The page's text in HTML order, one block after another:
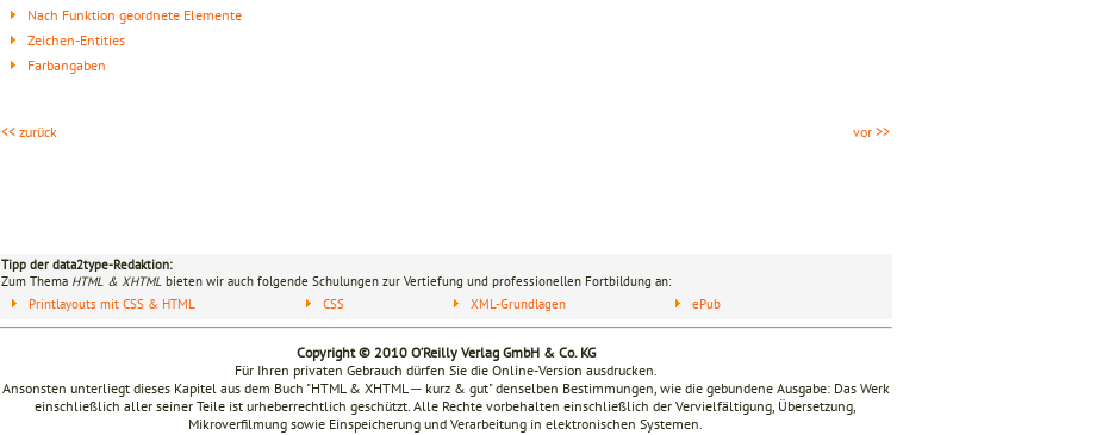
Nach Funktion geordnete Elemente
Zeichen-Entities
Farbangaben
<< zurück vor >>
Tipp der data2type-Redaktion:
Zum Thema HTML & XHTML bieten wir auch folgende Schulungen zur Vertiefung und professionellen Fortbildung an:
Printlayouts mit CSS & HTML
CSS XML-Grundlagen ePub
Copyright © 2010 O’Reilly Verlag GmbH & Co. KG
Für Ihren privaten Gebrauch dürfen Sie die Online-Version ausdrucken.
Ansonsten unterliegt dieses Kapitel aus dem Buch "HTML & XHTML ─ kurz & gut" denselben Bestimmungen, wie die gebundene Ausgabe: Das Werk
einschließlich aller seiner Teile ist urheberrechtlich geschützt. Alle Rechte vorbehalten einschließlich der Vervielfältigung, Übersetzung,
Mikroverfilmung sowie Einspeicherung und Verarbeitung in elektronischen Systemen.